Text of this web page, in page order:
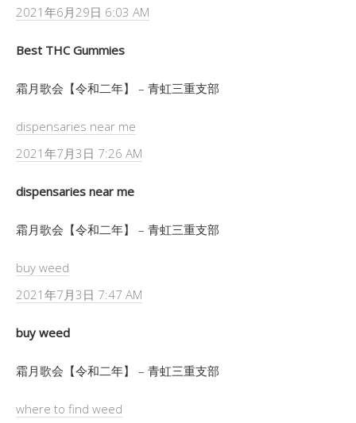
2021年6月29日 6:03 AM
Best THC Gummies
霜月歌会【令和二年】 – 青虹三重支部
dispensaries near me
2021年7月3日 7:26 AM
dispensaries near me
霜月歌会【令和二年】 – 青虹三重支部
buy weed
2021年7月3日 7:47 AM
buy weed
霜月歌会【令和二年】 – 青虹三重支部
where to find weed